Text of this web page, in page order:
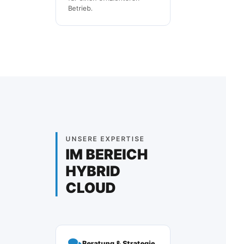
Betrieb.
UNSERE EXPERTISE
IM BEREICH
HYBRID
CLOUD